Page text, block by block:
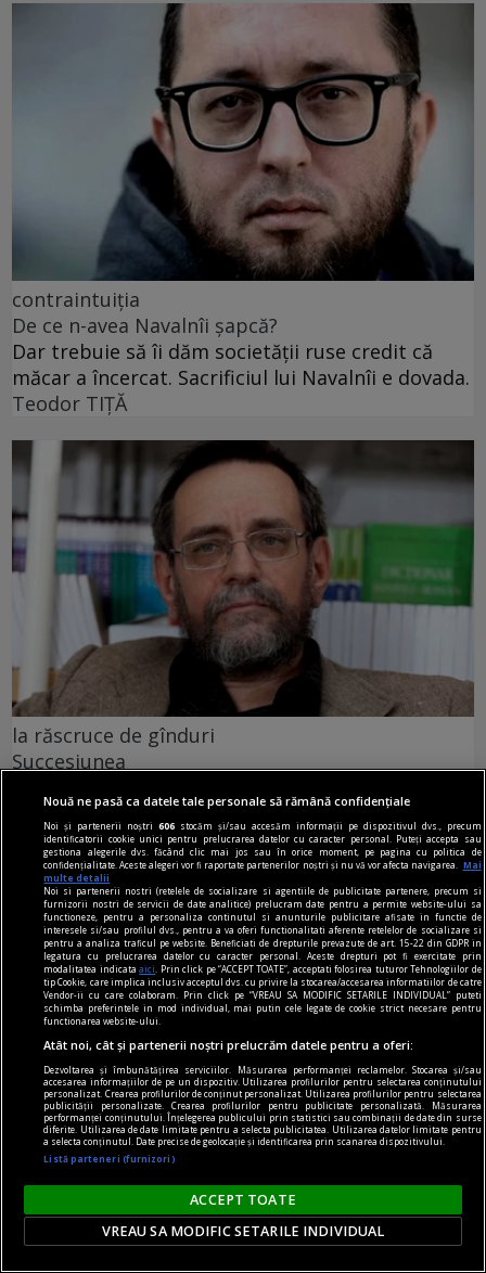
contraintuiția
De ce n-avea Navalnîi șapcă?
Dar trebuie să îi dăm societății ruse credit că
măcar a încercat. Sacrificiul lui Navalnîi e dovada.
Teodor TIŢĂ
la răscruce de gînduri
Succesiunea
care pot să împingă în parlamentele europene
diferiți demagogi cu promisiuni maximale și
capacități mediocre.
Andrei CORNEA
nici așa, nici altminteri
Cum trebuie să fie un președinte
Nouă ne pasă ca datele tale personale să rămână confidențiale
Noi și partenerii noștri606 stocăm și/sau accesăm informații pe dispozitivul dvs., precum
identificatorii cookie unici pentru prelucrarea datelor cu caracter personal. Puteți accepta sau
gestiona alegerile dvs. făcând clic mai jos sau în orice moment, pe pagina cu politica de
confidențialitate. Aceste alegeri vor fi raportate partenerilor noștri și nu vă vor afecta navigarea.
Mai
multe detalii
Noi si partenerii nostri (retelele de socializare si agentiile de publicitate partenere, precum si
furnizorii nostri de servicii de date analitice) prelucram date pentru a permite website-ului sa
functioneze, pentru a personaliza continutul si anunturile publicitare afisate in functie de
interesele si/sau profilul dvs., pentru a va oferi functionalitati aferente retelelor de socializare si
pentru a analiza traficul pe website. Beneficiati de drepturile prevazute de art. 15-22 din GDPR in
legatura cu prelucrarea datelor cu caracter personal. Aceste drepturi pot fi exercitate prin
modalitatea indicataaici
. Prin click pe “ACCEPT TOATE”, acceptati folosirea tuturor Tehnologiilor de
tip Cookie, care implica inclusiv acceptul dvs. cu privire la stocarea/accesarea informatiilor de catre
Vendor-ii cu care colaboram. Prin click pe “VREAU SA MODIFIC SETARILE INDIVIDUAL” puteti
schimba preferintele in mod individual, mai putin cele legate de cookie strict necesare pentru
functionarea website-ului.
Atât noi, cât și partenerii noștri prelucrăm datele pentru a oferi:
Dezvoltarea și îmbunătățirea serviciilor. Măsurarea performanței reclamelor. Stocarea și/sau
accesarea informațiilor de pe un dispozitiv. Utilizarea profilurilor pentru selectarea conținutului
personalizat. Crearea profilurilor de conținut personalizat. Utilizarea profilurilor pentru selectarea
publicității personalizate. Crearea profilurilor pentru publicitate personalizată. Măsurarea
performanței conținutului. Înțelegerea publicului prin statistici sau combinații de date din surse
diferite. Utilizarea de date limitate pentru a selecta publicitatea. Utilizarea datelor limitate pentru
a selecta conținutul. Date precise de geolocație și identificarea prin scanarea dispozitivului.
Listă parteneri (furnizori)
ACCEPT TOATE
VREAU SA MODIFIC SETARILE INDIVIDUAL